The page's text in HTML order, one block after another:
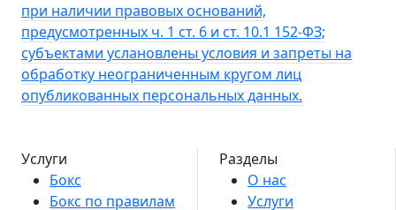
при наличии правовых оснований,
предусмотренных ч. 1 ст. 6 и ст. 10.1 152-ФЗ;
субъектами услановлены условия и запреты на
обработку неограниченным кругом лиц
опубликованных персональных данных.
Услуги
Бокс
Бокс по правилам
Разделы
О нас
Услуги